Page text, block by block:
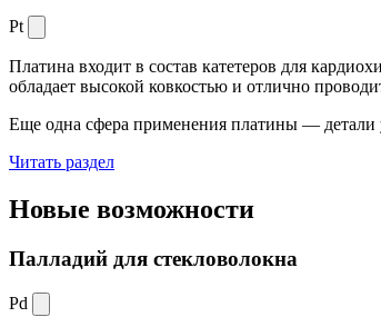
Pt
Платина входит в состав катетеров для
обладает высокой ковкостью и отлично
Еще одна сфера применения платины — детали
Читать раздел
Новые возможности
Палладий для стекловолокна
Pd